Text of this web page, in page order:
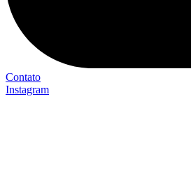
Contato
Instagram